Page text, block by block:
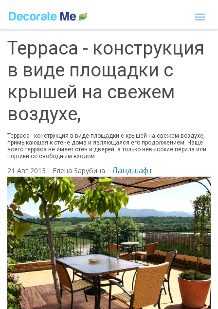
Терраса - конструкция
в виде площадки с
крышей на свежем
воздухе,
Терраса - конструкция в виде площадки с крышей на свежем воздухе,
примыкающая к стене дома и являющаяся его продолжением. Чаще
всего терраса не имеет стен и дверей, а только невысокие перила или
портики со свободным входом.
21 Авг 2013 Елена Зарубина Ландшафт